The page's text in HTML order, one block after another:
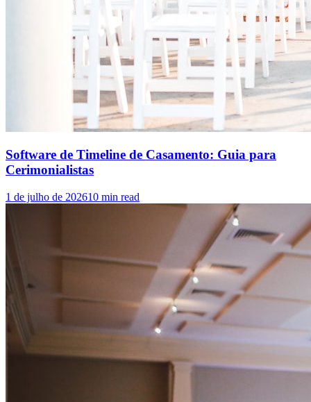
Software de Timeline de Casamento: Guia para
Cerimonialistas
1 de julho de 202610 min read